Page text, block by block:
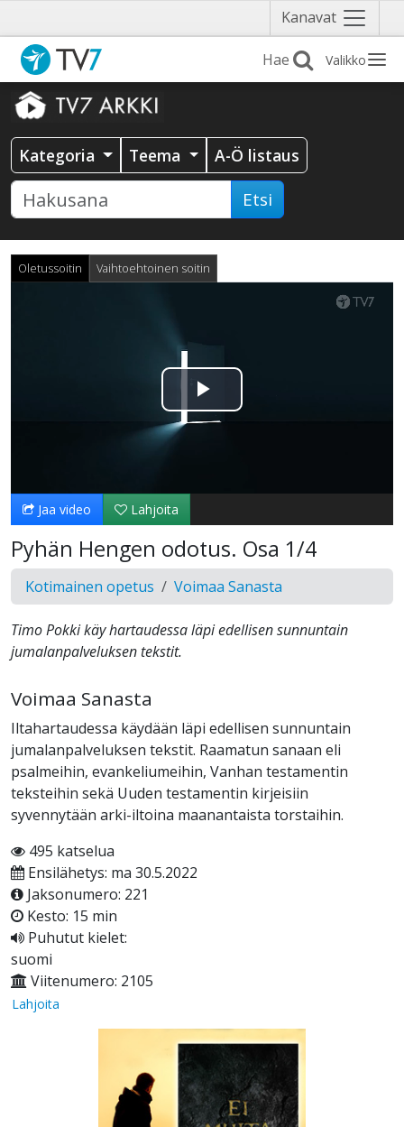
Kanavat Näytä
valikko
Valikko
Kategoria Teema A-Ö listaus
Etsi
Oletussoitin Vaihtoehtoinen soitin
Toista
Jaa video Lahjoita
Pyhän Hengen odotus. Osa 1/4
Kotimainen opetus Voimaa Sanasta
Timo Pokki käy hartaudessa läpi edellisen sunnuntain
jumalanpalveluksen tekstit.
Voimaa Sanasta
Iltahartaudessa käydään läpi edellisen sunnuntain
jumalanpalveluksen tekstit. Raamatun sanaan eli
psalmeihin, evankeliumeihin, Vanhan testamentin
teksteihin sekä Uuden testamentin kirjeisiin
syvennytään arki-iltoina maanantaista torstaihin.
495 katselua
Ensilähetys: ma 30.5.2022
Jaksonumero: 221
Kesto: 15 min
Puhutut kielet:
suomi
Viitenumero: 2105
Lahjoita